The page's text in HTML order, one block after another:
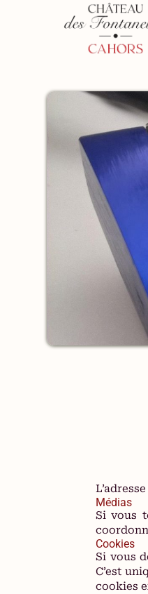
Médias
Si vous
Cookies
Si vous
C’est
cookies